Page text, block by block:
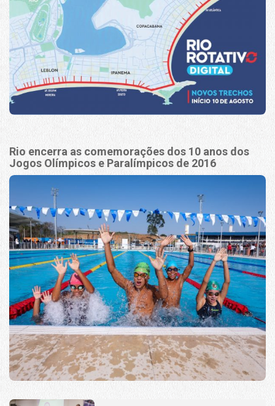
Rio encerra as comemorações dos 10 anos dos
Jogos Olímpicos e Paralímpicos de 2016